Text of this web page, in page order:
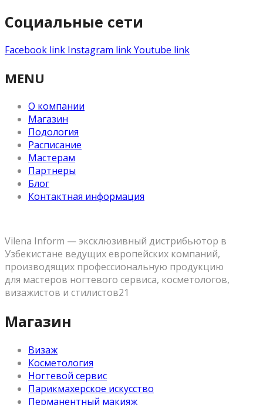
Социальные сети
Facebook link Instagram linkYoutube link
MENU
О компании
Магазин
Подология
Расписание
Мастерам
Партнеры
Блог
Контактная информация
Vilena Inform — эксклюзивный дистрибьютор в
Узбекистане ведущих европейских компаний,
производящих профессиональную продукцию
для мастеров ногтевого сервиса, косметологов,
визажистов и стилистов21
Магазин
Визаж
Косметология
Ногтевой сервис
Парикмахерское искусство
Перманентный макияж